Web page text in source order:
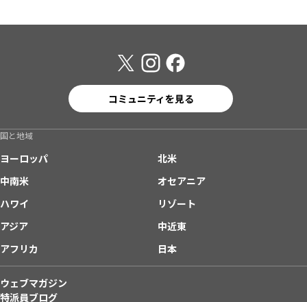
コミュニティを見る
国と地域
ヨーロッパ
北米
中南米
オセアニア
ハワイ
リゾート
アジア
中近東
アフリカ
日本
ウェブマガジン
特派員ブログ